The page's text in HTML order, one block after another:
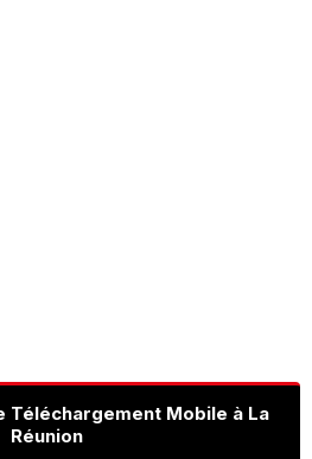
Téléchargement Mobile à La
Réunion